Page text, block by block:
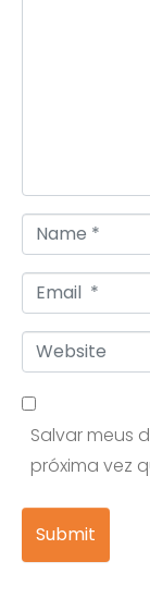
Name *
Email *
Website
Salvar meus
próxima vez
Submit